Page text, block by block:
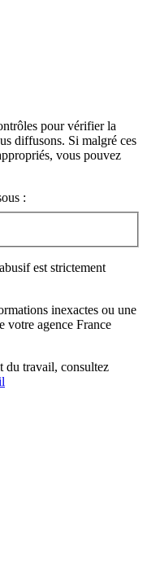
pour vérifier la
diffusons. Si malgré ces
vous pouvez
:
est strictement
inexactes ou une
votre agence France
du travail, consultez